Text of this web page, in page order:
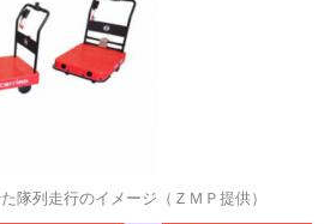
隊列走行のイメージ（ＺＭＰ提供）